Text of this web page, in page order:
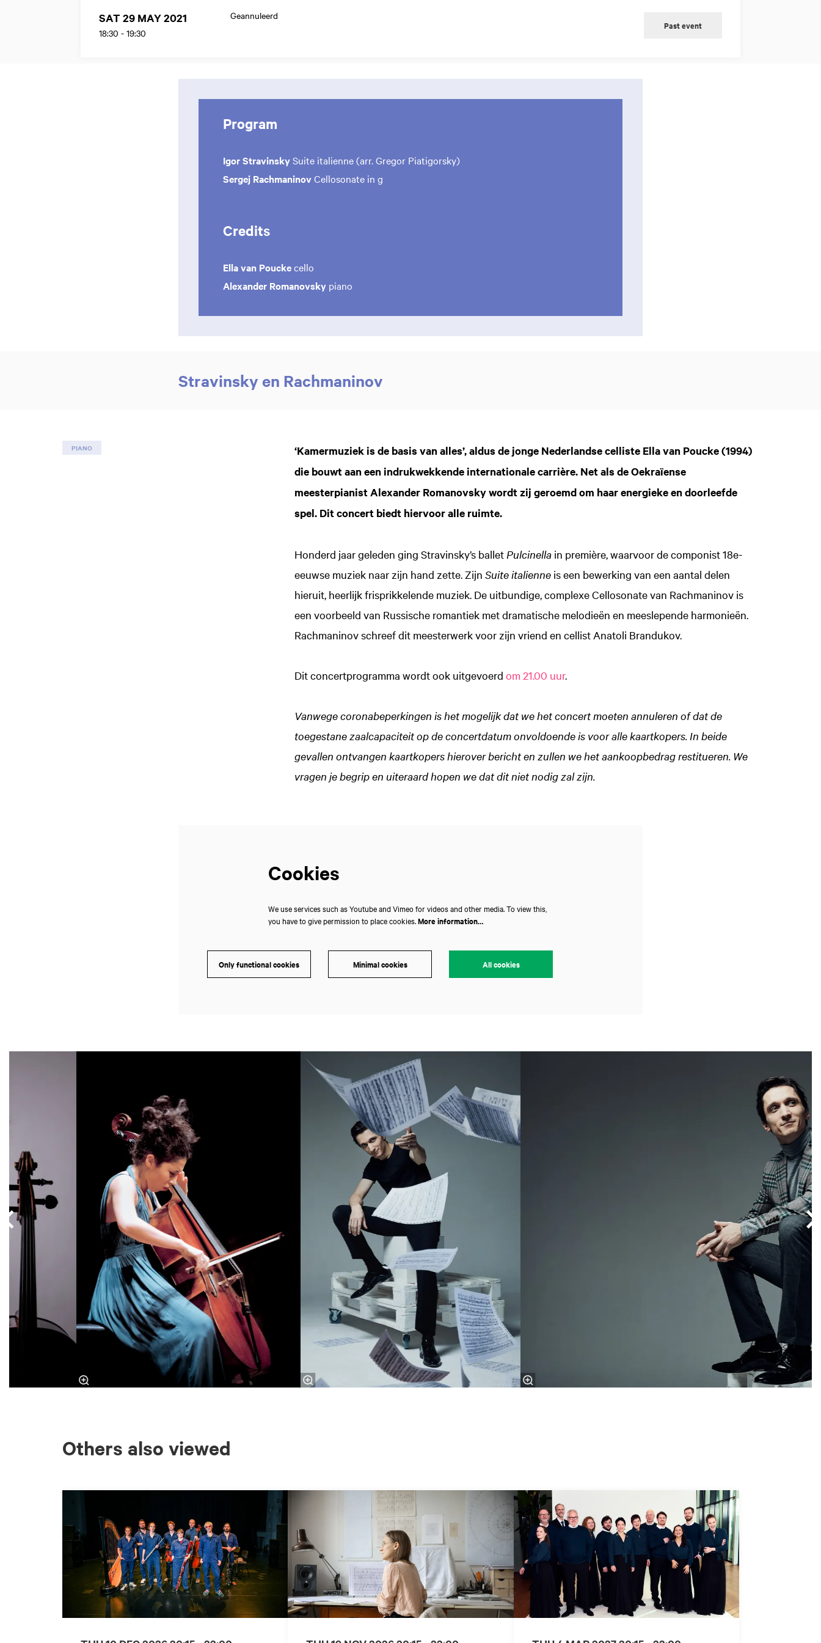
SAT 29 MAY 2021
18:30 - 19:30
Geannuleerd
Past event
Program
Igor StravinskySuite italienne (arr. Gregor Piatigorsky)
Sergej RachmaninovCellosonate in g
Credits
Ella van Pouckecello
Alexander Romanovsky piano
Stravinsky en Rachmaninov
‘Kamermuziek is de basis van alles’, aldus de jonge Nederlandse celliste Ella van Poucke (1994)
die bouwt aan een indrukwekkende internationale carrière. Net als de Oekraïense
meesterpianist Alexander Romanovsky wordt zij geroemd om haar energieke en doorleefde
spel. Dit concert biedt hiervoor alle ruimte.
Honderd jaar geleden ging Stravinsky’s ballet Pulcinellain première, waarvoor de componist 18e-
eeuwse muziek naar zijn hand zette. Zijn Suite italienneis een bewerking van een aantal delen
hieruit, heerlijk frisprikkelende muziek. De uitbundige, complexe Cellosonate van Rachmaninov is
een voorbeeld van Russische romantiek met dramatische melodieën en meeslepende harmonieën.
Rachmaninov schreef dit meesterwerk voor zijn vriend en cellist Anatoli Brandukov.
Dit concertprogramma wordt ook uitgevoerd om 21.00 uur.
Vanwege coronabeperkingen is het mogelijk dat we het concert moeten annuleren of dat de
toegestane zaalcapaciteit op de concertdatum onvoldoende is voor alle kaartkopers. In beide
gevallen ontvangen kaartkopers hierover bericht en zullen we het aankoopbedrag restitueren. We
vragen je begrip en uiteraard hopen we dat dit niet nodig zal zijn.
PIANO
Cookies
We use services such as Youtube and Vimeo for videos and other media. To view this,
you have to give permission to place cookies.More information…
Only functional cookies Minimal cookies All cookies
in
Others also viewed